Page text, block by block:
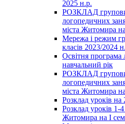
2025 н.р.
РОЗКЛАД
логопедичних
міста Житомира
Мережа і режим
класів 2023/2024
Освітня програма
навчальний рік
РОЗКЛАД
логопедичних
міста Житомира
Розклад уроків
Розклад уроків 1-
Житомира на І